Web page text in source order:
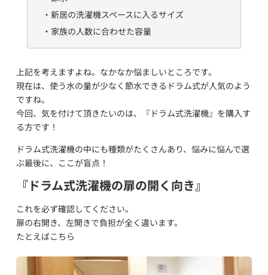
・新居の洗濯機スペースに入るサイズ
・家族の人数に合わせた容量
上記を考えますよね。なかなか悩ましいところです。
現在は、使う水の量が少なく節水できるドラム式が人気のよう
ですね。
今回、気を付けて頂きたいのは、『ドラム式洗濯機』を購入す
る方です！
ドラム式洗濯機の中にも種類がたくさんあり、悩みに悩んで選
ぶ最後に、ここが盲点！
『ドラム式洗濯機の扉の開く向き』
これを必ず確認してください。
扉の右開き、左開きで負担が全く違います。
たとえばこちら